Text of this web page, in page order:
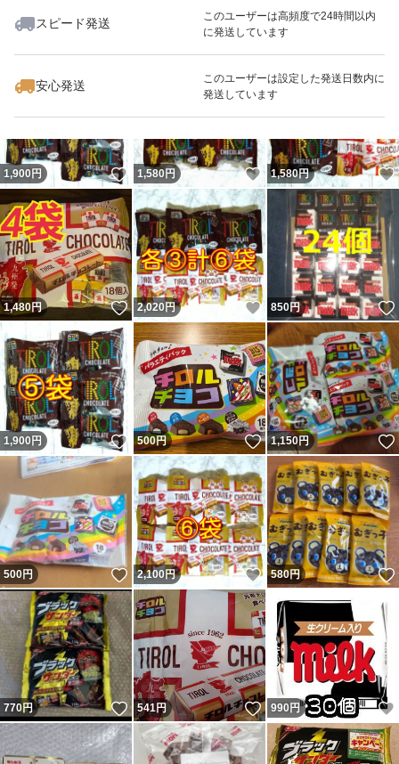
スピード発送
このユーザーは高頻度で24時間以内
に発送しています
安心発送
このユーザーは設定した発送日数内に
発送しています
いいね！
500
1,900 円 いいね！
1,580円 いいね！
1,580円
1,480円 いいね！
2,020 円 いいね！
850円
1,900 円 いいね！
500円 いいね！
1,150円
500円 いいね！
2,100円 いいね！
580円
770円 いいね！
541円 いいね！
990 円